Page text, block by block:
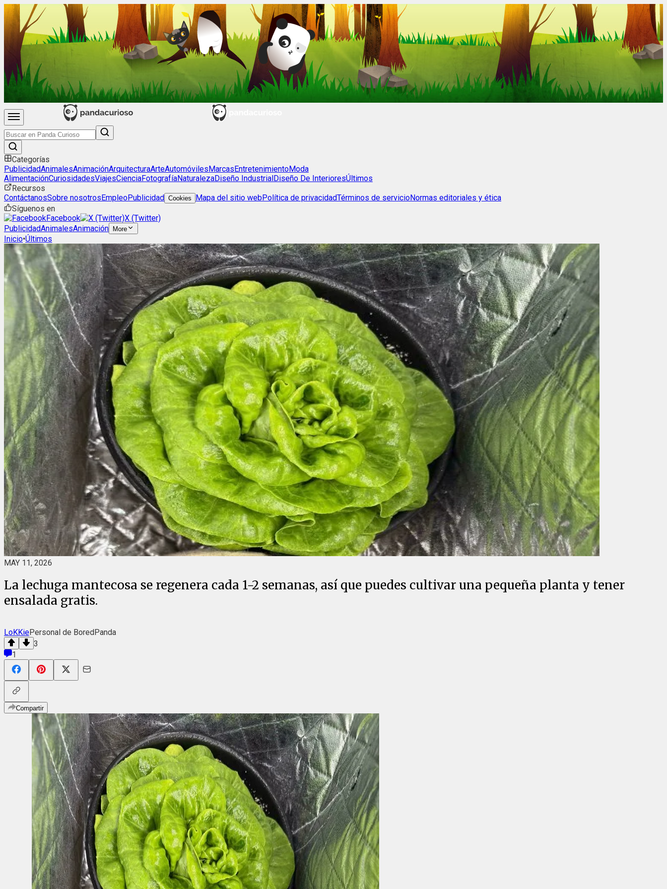
Categorías
PublicidadAnimalesAnimaciónArquitecturaArteAutomóvilesMarcasEntretenimientoModa
AlimentaciónCuriosidadesViajesCienciaFotografíaNaturalezaDiseño IndustrialDiseño De InterioresÚltimos
Recursos
ContáctanosSobre nosotrosEmpleoPublicidad Cookies Mapa del sitio webPolítica de privacidadTérminos de servicioNormas editoriales y ética
Síguenos en
Facebook
X (Twitter)
PublicidadAnimalesAnimación More
Inicio•Últimos
MAY 11, 2026
La lechuga mantecosa se regenera cada 1-2 semanas, así que puedes cultivar una pequeña planta y tener
ensalada gratis.
LoKKiePersonal de BoredPanda
3
1
Compartir